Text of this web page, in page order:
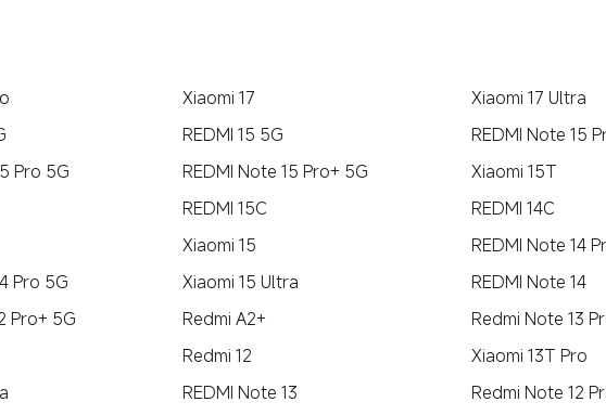
Xiaomi 17
Xiaomi 17 Ultra
REDMI 15 5G
REDMI Note 15
Pro 5G REDMI Note 15 Pro+ 5G
Xiaomi 15T
REDMI 15C
REDMI 14C
Xiaomi 15
REDMI Note 14
Pro 5G Xiaomi 15 Ultra
REDMI Note 14
Pro+ 5G Redmi A2+
Redmi Note 13
Redmi 12
Xiaomi 13T Pro
REDMI Note 13
Redmi Note 12